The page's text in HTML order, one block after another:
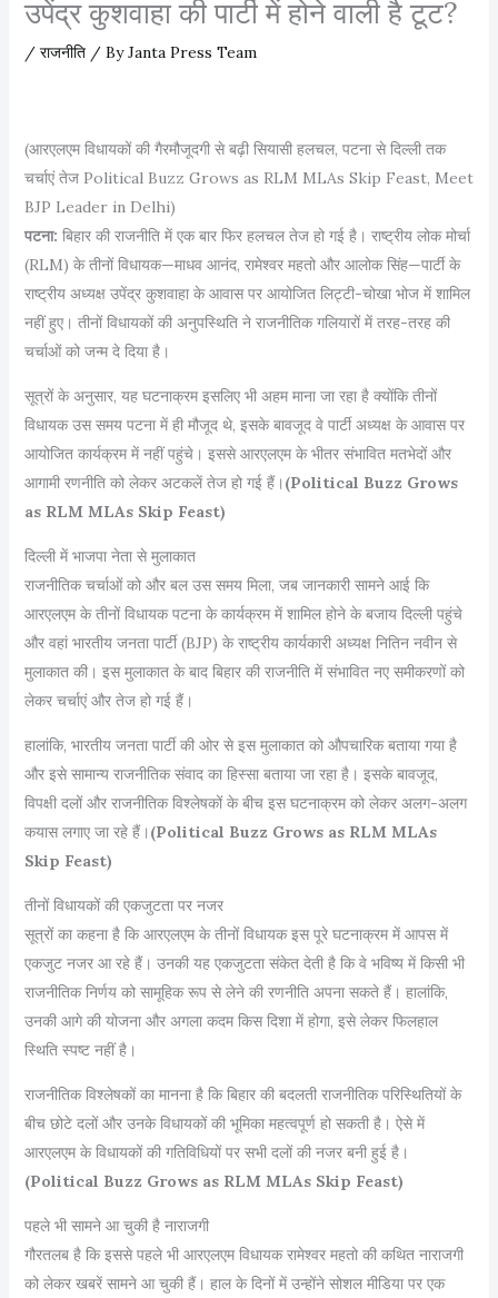
उपेंद्र कुशवाहा की पार्टी में होने वाली है टूट?
/ राजनीति/ ByJanta Press Team
(आरएलएम विधायकों की गैरमौजूदगी से बढ़ी सियासी हलचल, पटना से दिल्ली तक
चर्चाएं तेज Political Buzz Grows as RLM MLAs Skip Feast, Meet
BJP Leader in Delhi)
पटना: बिहार की राजनीति में एक बार फिर हलचल तेज हो गई है। राष्ट्रीय लोक मोर्चा
(RLM) के तीनों विधायक—माधव आनंद, रामेश्वर महतो और आलोक सिंह—पार्टी के
राष्ट्रीय अध्यक्ष उपेंद्र कुशवाहा के आवास पर आयोजित लिट्टी-चोखा भोज में शामिल
नहीं हुए। तीनों विधायकों की अनुपस्थिति ने राजनीतिक गलियारों में तरह-तरह की
चर्चाओं को जन्म दे दिया है।
सूत्रों के अनुसार, यह घटनाक्रम इसलिए भी अहम माना जा रहा है क्योंकि तीनों
विधायक उस समय पटना में ही मौजूद थे, इसके बावजूद वे पार्टी अध्यक्ष के आवास पर
आयोजित कार्यक्रम में नहीं पहुंचे। इससे आरएलएम के भीतर संभावित मतभेदों और
आगामी रणनीति को लेकर अटकलें तेज हो गई हैं। (Political Buzz Grows
as RLM MLAs Skip Feast)
दिल्ली में भाजपा नेता से मुलाकात
राजनीतिक चर्चाओं को और बल उस समय मिला, जब जानकारी सामने आई कि
आरएलएम के तीनों विधायक पटना के कार्यक्रम में शामिल होने के बजाय दिल्ली पहुंचे
और वहां भारतीय जनता पार्टी (BJP) के राष्ट्रीय कार्यकारी अध्यक्ष नितिन नवीन से
मुलाकात की। इस मुलाकात के बाद बिहार की राजनीति में संभावित नए समीकरणों को
लेकर चर्चाएं और तेज हो गई हैं।
हालांकि, भारतीय जनता पार्टी की ओर से इस मुलाकात को औपचारिक बताया गया है
और इसे सामान्य राजनीतिक संवाद का हिस्सा बताया जा रहा है। इसके बावजूद,
विपक्षी दलों और राजनीतिक विश्लेषकों के बीच इस घटनाक्रम को लेकर अलग-अलग
कयास लगाए जा रहे हैं। (Political Buzz Grows as RLM MLAs
Skip Feast)
तीनों विधायकों की एकजुटता पर नजर
सूत्रों का कहना है कि आरएलएम के तीनों विधायक इस पूरे घटनाक्रम में आपस में
एकजुट नजर आ रहे हैं। उनकी यह एकजुटता संकेत देती है कि वे भविष्य में किसी भी
राजनीतिक निर्णय को सामूहिक रूप से लेने की रणनीति अपना सकते हैं। हालांकि,
उनकी आगे की योजना और अगला कदम किस दिशा में होगा, इसे लेकर फिलहाल
स्थिति स्पष्ट नहीं है।
राजनीतिक विश्लेषकों का मानना है कि बिहार की बदलती राजनीतिक परिस्थितियों के
बीच छोटे दलों और उनके विधायकों की भूमिका महत्वपूर्ण हो सकती है। ऐसे में
आरएलएम के विधायकों की गतिविधियों पर सभी दलों की नजर बनी हुई है।
(Political Buzz Grows as RLM MLAs Skip Feast)
पहले भी सामने आ चुकी है नाराजगी
गौरतलब है कि इससे पहले भी आरएलएम विधायक रामेश्वर महतो की कथित नाराजगी
को लेकर खबरें सामने आ चुकी हैं। हाल के दिनों में उन्होंने सोशल मीडिया पर एक